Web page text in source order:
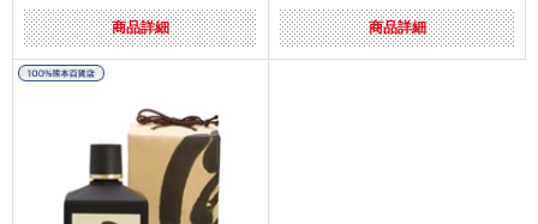
商品詳細 商品詳細